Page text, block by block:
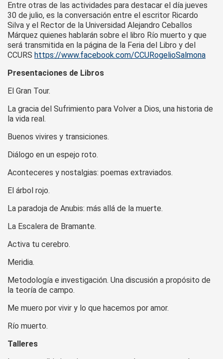
Entre otras de las actividades para destacar el día jueves
30 de julio, es la conversación entre el escritor Ricardo
Silva y el Rector de la Universidad Alejandro Ceballos
Márquez quienes hablarán sobre el libro Río muerto y que
será transmitida en la página de la Feria del Libro y del
CCURS https://www.facebook.com/CCURogelioSalmona
Presentaciones de Libros
El Gran Tour.
La gracia del Sufrimiento para Volver a Dios, una historia de
la vida real.
Buenos vivires y transiciones.
Diálogo en un espejo roto.
Aconteceres y nostalgias: poemas extraviados.
El árbol rojo.
La paradoja de Anubis: más allá de la muerte.
La Escalera de Bramante.
Activa tu cerebro.
Meridia.
Metodología e investigación. Una discusión a propósito de
la teoría de campo.
Me muero por vivir y lo que hacemos por amor.
Río muerto.
Talleres